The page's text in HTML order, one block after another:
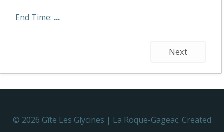
End Time: ...
Next
© 2026 Gîte Les Glycines | La Roque-Gageac. Created